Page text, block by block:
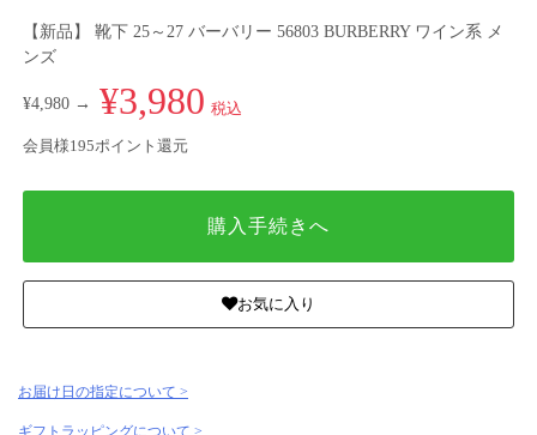
【新品】 靴下 25～27 バーバリー 56803 BURBERRY ワイン系 メ
ンズ
¥4,980 → ¥3,980 税込
会員様195ポイント還元
購入手続きへ
お気に入り
お届け日の指定について >
ギフトラッピングについて >